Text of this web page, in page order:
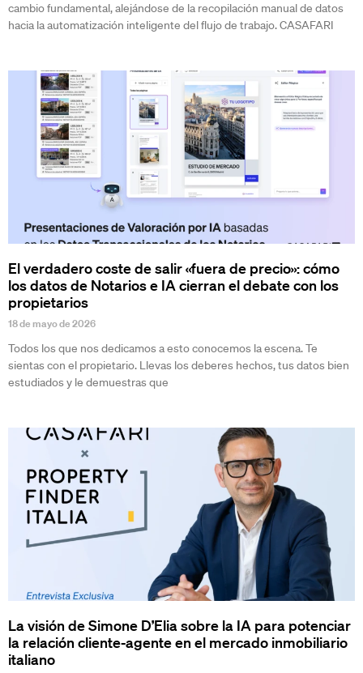
cambio fundamental, alejándose de la recopilación manual de datos
hacia la automatización inteligente del flujo de trabajo. CASAFARI
El verdadero coste de salir «fuera de precio»: cómo
los datos de Notarios e IA cierran el debate con los
propietarios
18 de mayo de 2026
Todos los que nos dedicamos a esto conocemos la escena. Te
sientas con el propietario. Llevas los deberes hechos, tus datos bien
estudiados y le demuestras que
La visión de Simone D’Elia sobre la IA para potenciar
la relación cliente-agente en el mercado inmobiliario
italiano